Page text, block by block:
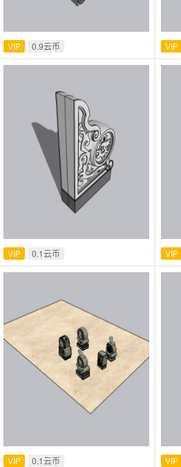
VIP 0.9云币 VIP
VIP 0.1云币 VIP
VIP 0.1云币 VIP